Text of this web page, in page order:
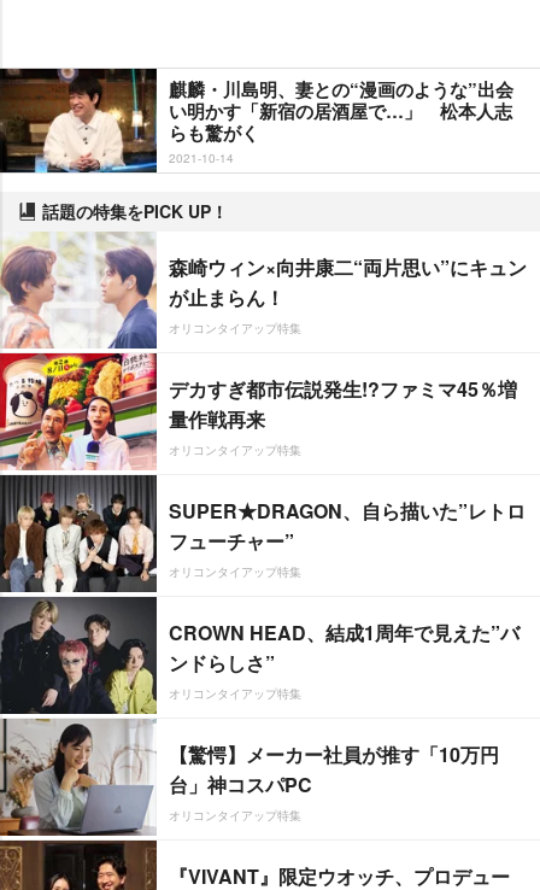
麒麟・川島明、妻との“漫画のような”出会
い明かす「新宿の居酒屋で…」 松本人志
らも驚がく
2021-10-14
話題の特集をPICK UP！
森崎ウィン×向井康二“両片思い”にキュン
が止まらん！
オリコンタイアップ特集
デカすぎ都市伝説発生!?ファミマ45％増
量作戦再来
オリコンタイアップ特集
SUPER★DRAGON、自ら描いた”レトロ
フューチャー”
オリコンタイアップ特集
CROWN HEAD、結成1周年で見えた”バ
ンドらしさ”
オリコンタイアップ特集
【驚愕】メーカー社員が推す「10万円
台」神コスパPC
オリコンタイアップ特集
『VIVANT』限定ウオッチ、プロデュー